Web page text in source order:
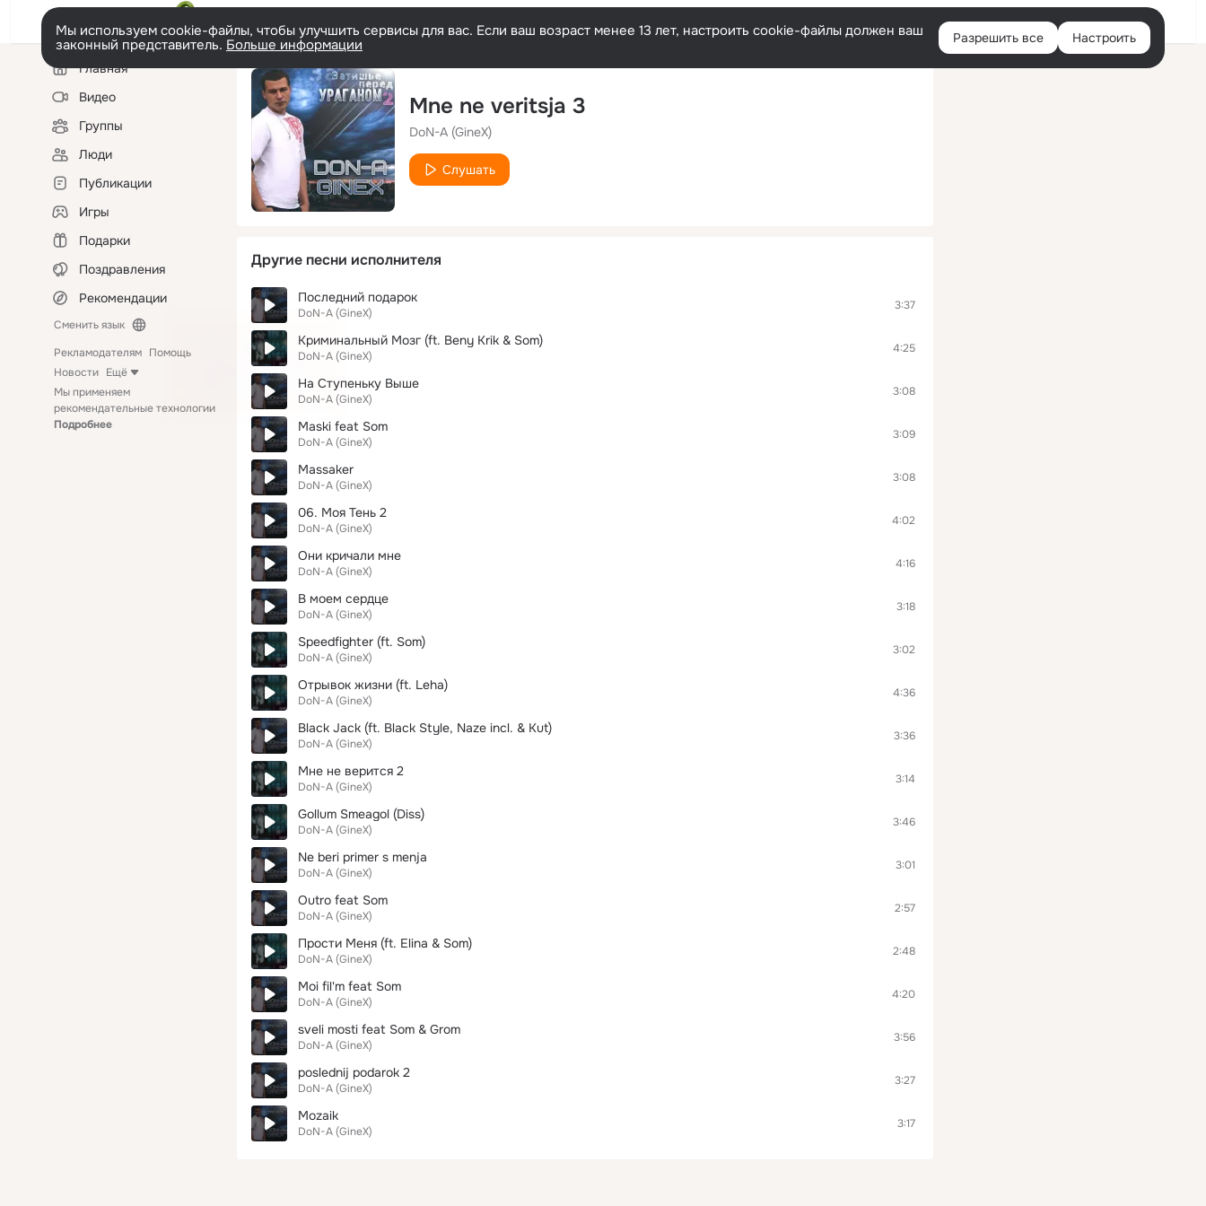
Войти
Мы используем cookie-файлы, чтобы улучшить сервисы для вас. Если ваш возраст менее 13 лет, настроить cookie-файлы должен ваш
законный представитель. Больше информации Разрешить все Настроить
Левая
колонкаГлавная
Видео
Группы
Люди
Публикации
Игры
Подарки
Поздравления
Рекомендации
Сменить язык
Рекламодателям Помощь
Новости Ещё
Мы применяем
рекомендательные технологии
Подробнее
Mne ne veritsja 3
DoN-A (GineX)
Слушать
Другие песни исполнителя
Последний подарок
DoN-A (GineX)
3:37
Криминальный Мозг (ft. Beny Krik & Som)
DoN-A (GineX)
4:25
На Ступеньку Выше
DoN-A (GineX)
3:08
Maski feat Som
DoN-A (GineX)
3:09
Massaker
DoN-A (GineX)
3:08
06. Моя Тень 2
DoN-A (GineX)
4:02
Они кричали мне
DoN-A (GineX)
4:16
В моем сердце
DoN-A (GineX)
3:18
Speedfighter (ft. Som)
DoN-A (GineX)
3:02
Отрывок жизни (ft. Leha)
DoN-A (GineX)
4:36
Black Jack (ft. Black Style, Naze incl. & Kut)
DoN-A (GineX)
3:36
Мне не верится 2
DoN-A (GineX)
3:14
Gollum Smeagol (Diss)
DoN-A (GineX)
3:46
Ne beri primer s menja
DoN-A (GineX)
3:01
Outro feat Som
DoN-A (GineX)
2:57
Прости Меня (ft. Elina & Som)
DoN-A (GineX)
2:48
Moi fil'm feat Som
DoN-A (GineX)
4:20
sveli mosti feat Som & Grom
DoN-A (GineX)
3:56
poslednij podarok 2
DoN-A (GineX)
3:27
Mozaik
DoN-A (GineX)
3:17